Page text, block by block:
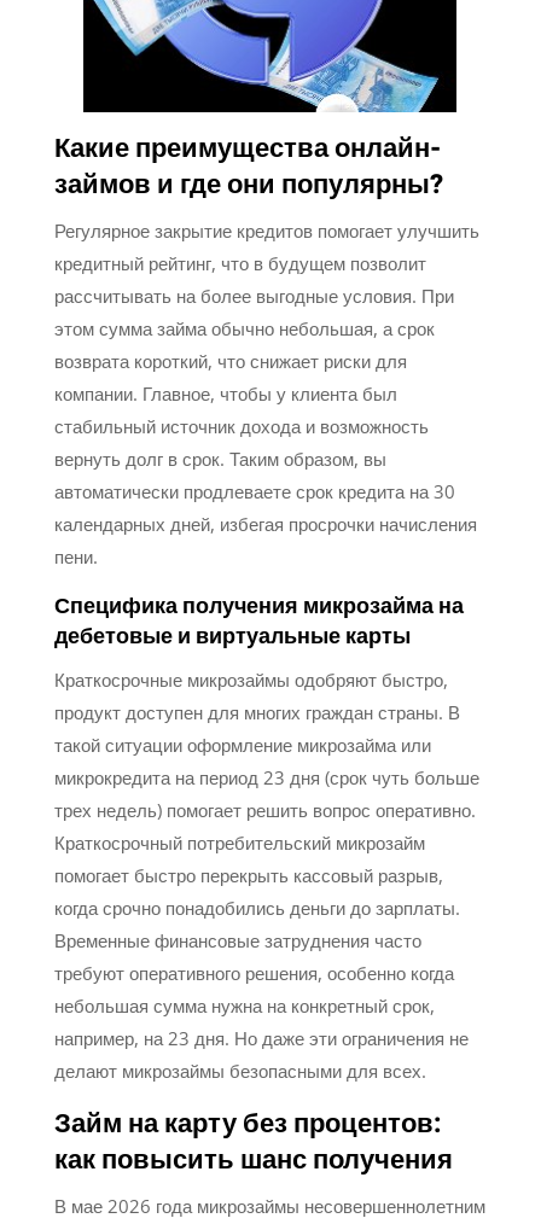
Какие преимущества онлайн-
займов и где они популярны?
Регулярное закрытие кредитов помогает улучшить
кредитный рейтинг, что в будущем позволит
рассчитывать на более выгодные условия. При
этом сумма займа обычно небольшая, а срок
возврата короткий, что снижает риски для
компании. Главное, чтобы у клиента был
стабильный источник дохода и возможность
вернуть долг в срок. Таким образом, вы
автоматически продлеваете срок кредита на 30
календарных дней, избегая просрочки начисления
пени.
Специфика получения микрозайма на
дебетовые и виртуальные карты
Краткосрочные микрозаймы одобряют быстро,
продукт доступен для многих граждан страны. В
такой ситуации оформление микрозайма или
микрокредита на период 23 дня (срок чуть больше
трех недель) помогает решить вопрос оперативно.
Краткосрочный потребительский микрозайм
помогает быстро перекрыть кассовый разрыв,
когда срочно понадобились деньги до зарплаты.
Временные финансовые затруднения часто
требуют оперативного решения, особенно когда
небольшая сумма нужна на конкретный срок,
например, на 23 дня. Но даже эти ограничения не
делают микрозаймы безопасными для всех.
Займ на карту без процентов:
как повысить шанс получения
В мае 2026 года микрозаймы несовершеннолетним